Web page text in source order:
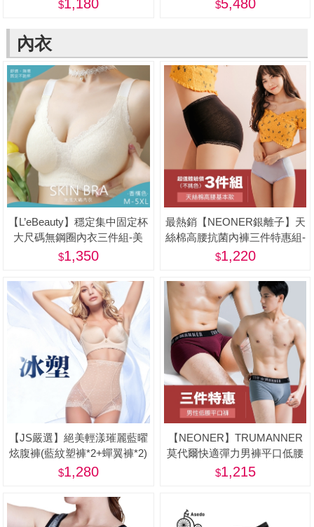
1,180 5,480
內衣
【L’eBeauty】穩定集中固定杯
大尺碼無鋼圈內衣三件組-美
1,350
最熱銷【NEONER銀離子】天
絲棉高腰抗菌內褲三件特惠組-
美
1,220
【JS嚴選】絕美輕漾璀麗藍曜
炫腹褲(藍紋塑褲*2+蟬翼褲*2)
1,280
【NEONER】TRUMANNER
莫代爾快適彈力男褲平口低腰
款三件優惠組-美
1,215